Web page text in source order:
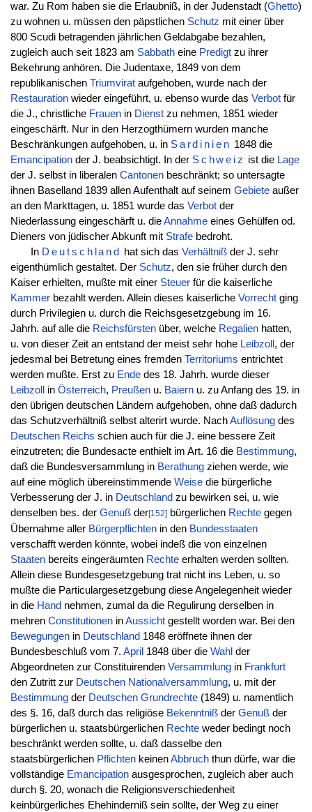
war. Zu Rom haben sie die Erlaubniß, in der Judenstadt (Ghetto)
zu wohnen u. müssen den päpstlichen Schutz mit einer über
800 Scudi betragenden jährlichen Geldabgabe bezahlen,
zugleich auch seit 1823 am Sabbatheine Predigtzu ihrer
Bekehrung anhören. Die Judentaxe, 1849 von dem
republikanischen Triumvirataufgehoben, wurde nach der
Restaurationwieder eingeführt, u. ebenso wurde das Verbotfür
die J., christliche Frauenin Dienstzu nehmen, 1851 wieder
eingeschärft. Nur in den Herzogthümern wurden manche
Beschränkungen aufgehoben, u. in Sardinien 1848 die
Emancipationder J. beabsichtigt. In der Schweiz ist die Lage
der J. selbst in liberalen Cantonenbeschränkt; so untersagte
ihnen Baselland 1839 allen Aufenthalt auf seinem Gebieteaußer
an den Markttagen, u. 1851 wurde das Verbotder
Niederlassung eingeschärft u. dieAnnahmeeines Gehülfen od.
Dieners von jüdischer Abkunft mit Strafebedroht.
In Deutschland hat sich dasVerhältniß der J. sehr
eigenthümlich gestaltet. Der Schutz, den sie früher durch den
Kaiser erhielten, mußte mit einer Steuerfür die kaiserliche
Kammerbezahlt werden. Allein dieses kaiserliche Vorrechtging
durch Privilegien u. durch die Reichsgesetzgebung im 16.
Jahrh. auf alle die Reichsfürstenüber, welche Regalienhatten,
u. von dieser Zeit an entstand der meist sehr hohe Leibzoll , der
jedesmal bei Betretung eines fremden Territoriums entrichtet
werden mußte. Erst zu Endedes 18. Jahrh. wurde dieser
Leibzoll
in Österreich, Preußenu. Baiernu. zu Anfang des 19. in
den übrigen deutschen Ländern aufgehoben, ohne daß dadurch
das Schutzverhältniß selbst alterirt wurde. NachAuflösungdes
Deutschen Reichs schien auch für die J. eine bessere Zeit
einzutreten; die Bundesacte enthielt im Art. 16 die Bestimmung,
daß die Bundesversammlung in Berathungziehen werde, wie
auf eine möglich übereinstimmende Weisedie bürgerliche
Verbesserung der J. in Deutschland zu bewirken sei, u. wie
denselben bes. der Genußder[152]bürgerlichen Rechtegegen
Übernahme aller Bürgerpflichtenin den Bundesstaaten
verschafft werden könnte, wobei indeß die von einzelnen
Staatenbereits eingeräumten Rechteerhalten werden sollten.
Allein diese Bundesgesetzgebung trat nicht ins Leben, u. so
mußte die Particulargesetzgebung diese Angelegenheit wieder
in die Hand nehmen, zumal da die Regulirung derselben in
mehren ConstitutioneninAussichtgestellt worden war. Bei den
Bewegungenin Deutschland 1848 eröffnete ihnen der
Bundesbeschluß vom 7. April 1848 über die Wahl der
Abgeordneten zur Constituirenden Versammlungin Frankfurt
den Zutritt zur Deutschen Nationalversammlung, u. mit der
Bestimmungder Deutschen Grundrechte(1849) u. namentlich
des §. 16, daß durch das religiöse Bekenntnißder Genußder
bürgerlichen u. staatsbürgerlichen Rechteweder bedingt noch
beschränkt werden sollte, u. daß dasselbe den
staatsbürgerlichen PflichtenkeinenAbbruchthun dürfe, war die
vollständige Emancipationausgesprochen, zugleich aber auch
durch §. 20, wonach die Religionsverschiedenheit
keinbürgerliches Ehehinderniß sein sollte, der Weg zu einer